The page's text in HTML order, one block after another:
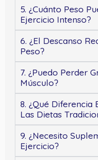
5. ¿Cuánto Peso
Ejercicio Intenso?
6. ¿El Descanso
Peso?
7. ¿Puedo Perder
Músculo?
8. ¿Qué Diferencia
Las Dietas
9. ¿Necesito
Ejercicio?